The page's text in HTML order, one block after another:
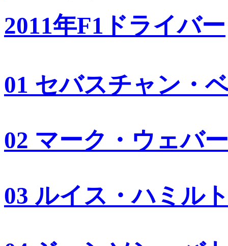
2011年F1ドライバー
01 セバスチャン・
02 マーク・ウェバー
03 ルイス・ハミル